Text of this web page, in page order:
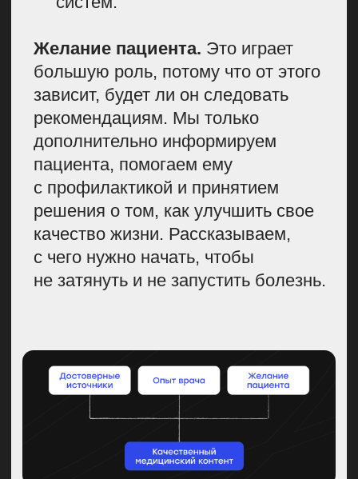
и они умеют ориентироваться
в научных журналах, статьях
и источниках. Эти навыки
значительно облегчают жизнь
на старте работы
в медицинском медиа.
Не всегда полагайтесь
на врачей, с ними будет
сложнее найти общий язык.
Во-первых, доктора мыслят
профессиональными
протоколами, что естественно
для их работы. Но из-за этого
привязан к приему пациентов,
поэтому он может не успевать
оперативно вносить правки,
согласовывать материалы
или соблюдать дедлайны —
это увеличивает нагрузку